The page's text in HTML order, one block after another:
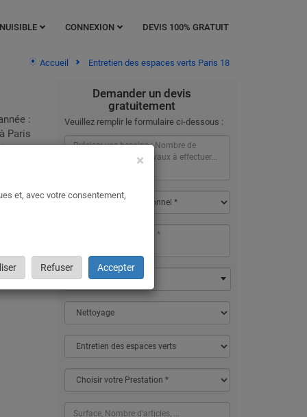
CONNEXION DEVIS 100% GRATUIT
Accueil Entretien des espaces verts Paris 18
:
Paris
Demander un devis
gratuitement
Veuillez remplir le formulaire ci-dessous :
75018 - Paris 18
×
et, avec votre consentement,
Refuser Accepter